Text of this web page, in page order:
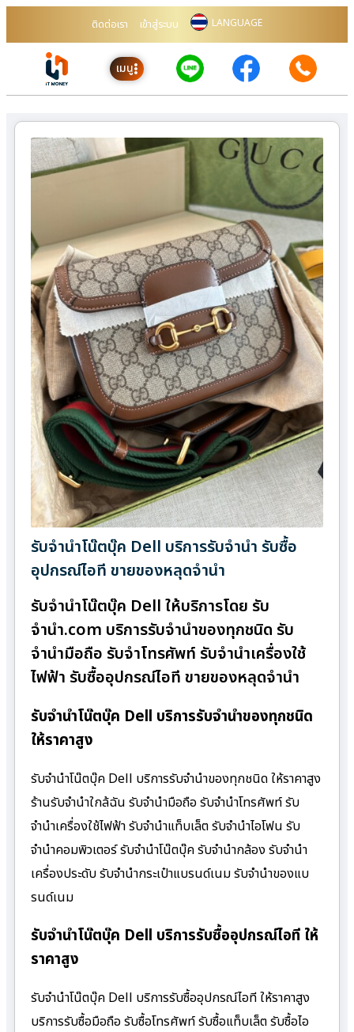
ติดต่อเรา เข้าสู่ระบบ LANGUAGE
เมนู
รับจำนำโน๊ตบุ๊ค Dell บริการรับจำนำ รับซื้อ
อุปกรณ์ไอที ขายของหลุดจำนำ
รับจำนำโน๊ตบุ๊ค Dell ให้บริการโดย รับ
จํานํา.com บริการรับจำนำของทุกชนิด รับ
จำนำมือถือ รับจำโทรศัพท์ รับจำนำเครื่องใช้
ไฟฟ้า รับซื้ออุปกรณ์ไอที ขายของหลุดจำนำ
รับจำนำโน๊ตบุ๊ค Dell บริการรับจำนำของทุกชนิด
ให้ราคาสูง
รับจำนำโน๊ตบุ๊ค Dell บริการรับจำนำของทุกชนิด ให้ราคาสูง
ร้านรับจํานําใกล้ฉัน รับจำนำมือถือ รับจำนำโทรศัพท์ รับ
จำนำเครื่องใช้ไฟฟ้า รับจำนำแท็บเล็ต รับจำนำไอโฟน รับ
จำนำคอมพิวเตอร์ รับจำนำโน๊ตบุ๊ค รับจำนำกล้อง รับจำนำ
เครื่องประดับ รับจำนำกระเป๋าแบรนด์เนม รับจำนำของแบ
รนด์เนม
รับจำนำโน๊ตบุ๊ค Dell บริการรับซื้ออุปกรณ์ไอที ให้
ราคาสูง
รับจำนำโน๊ตบุ๊ค Dell บริการรับซื้ออุปกรณ์ไอที ให้ราคาสูง
บริการรับซื้อมือถือ รับซื้อโทรศัพท์ รับซื้อแท็บเล็ต รับซื้อไอ